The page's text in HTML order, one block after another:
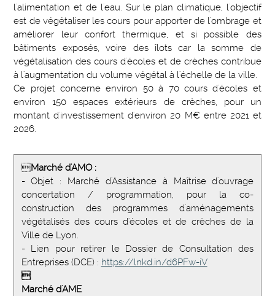
l'alimentation et de l'eau. Sur le plan climatique, l'objectif
est de végétaliser les cours pour apporter de l'ombrage et
améliorer leur confort thermique, et si possible des
bâtiments exposés, voire des îlots car la somme de
végétalisation des cours d'écoles et de crèches contribue
à l'augmentation du volume végétal à l'échelle de la ville.
Ce projet concerne environ 50 à 70 cours d'écoles et
environ 150 espaces extérieurs de crèches, pour un
montant d'investissement d'environ 20 M€ entre 2021 et
2026.
Marché d'AMO :
- Objet : Marché d'Assistance à Maîtrise d'ouvrage
concertation / programmation, pour la co-
construction des programmes d'aménagements
végétalisés des cours d'écoles et de crèches de la
Ville de Lyon.
- Lien pour retirer le Dossier de Consultation des
Entreprises (DCE) : https://lnkd.in/d6PFw-iV

Marché d'AME